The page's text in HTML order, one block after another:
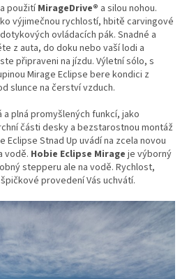
použitíMirageDrive® a silou nohou.
výjimečnou rychlostí, hbitě carvingové
ovládacích pák. Snadné a
z auta, do doku nebo vaší lodi a
připraveni na jízdu. Výletní sólo, s
Mirage Eclipse bere kondici z
slunce na čerství vzduch.
a plná promyšlených funkcí, jako
části desky a bezstarostnou montáž
Eclipse Stnad Up uvádí na zcela novou
vodě. Hobie Eclipse Mirage je výborný
stepperu ale na vodě. Rychlost,
provedení Vás uchvátí.